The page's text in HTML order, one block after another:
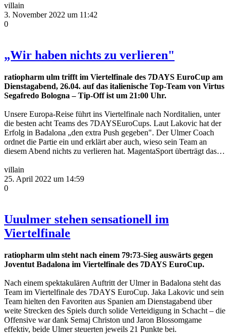
villain
3. November 2022 um 11:42
0
„Wir haben nichts zu verlieren"
ratiopharm ulm trifft im Viertelfinale des 7DAYS EuroCup am
Dienstagabend, 26.04. auf das italienische Top-Team von Virtus
Segafredo Bologna – Tip-Off ist um 21:00 Uhr.
Unsere Europa-Reise führt ins Viertelfinale nach Norditalien, unter
die besten acht Teams des 7DAYSEuroCups. Laut Lakovic hat der
Erfolg in Badalona „den extra Push gegeben". Der Ulmer Coach
ordnet die Partie ein und erklärt aber auch, wieso sein Team an
diesem Abend nichts zu verlieren hat. MagentaSport überträgt das…
villain
25. April 2022 um 14:59
0
Uuulmer stehen sensationell im
Viertelfinale
ratiopharm ulm steht nach einem 79:73-Sieg auswärts gegen
Joventut Badalona im Viertelfinale des 7DAYS EuroCup.
Nach einem spektakulären Auftritt der Ulmer in Badalona steht das
Team im Viertelfinale des 7DAYS EuroCup. Jaka Lakovic und sein
Team hielten den Favoriten aus Spanien am Dienstagabend über
weite Strecken des Spiels durch solide Verteidigung in Schacht – die
Offensive war dank Semaj Christon und Jaron Blossomgame
effektiv, beide Ulmer steuerten jeweils 21 Punkte bei.